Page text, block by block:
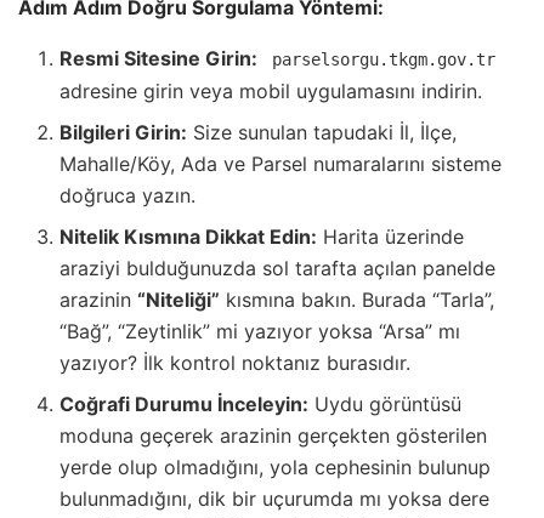
Adım Adım Doğru Sorgulama Yöntemi:
Resmi Sitesine Girin: parselsorgu.tkgm.gov.tr
adresine girin veya mobil uygulamasını indirin.
Bilgileri Girin: Size sunulan tapudaki İl, İlçe,
Mahalle/Köy, Ada ve Parsel numaralarını sisteme
doğruca yazın.
Nitelik Kısmına Dikkat Edin: Harita üzerinde
araziyi bulduğunuzda sol tarafta açılan panelde
arazinin“Niteliği” kısmına bakın. Burada “Tarla”,
“Bağ”, “Zeytinlik” mi yazıyor yoksa “Arsa” mı
yazıyor? İlk kontrol noktanız burasıdır.
Coğrafi Durumu İnceleyin: Uydu görüntüsü
moduna geçerek arazinin gerçekten gösterilen
yerde olup olmadığını, yola cephesinin bulunup
bulunmadığını, dik bir uçurumda mı yoksa dere